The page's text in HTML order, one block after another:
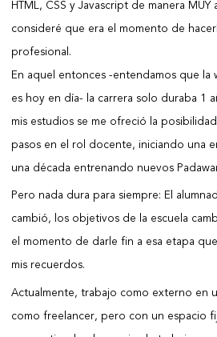
HTML, CSS y Javascript de manera MUY
consideré que era el momento de
profesional.
En aquel entonces -entendamos que la
es hoy en día- la carrera solo duraba 1
mis estudios se me ofreció la
pasos en el rol docente, iniciando una
una década entrenando nuevos
Pero nada dura para siempre: El
cambió, los objetivos de la escuela
el momento de darle fin a esa etapa
mis recuerdos.
Actualmente, trabajo como externo en
como freelancer, pero con un espacio